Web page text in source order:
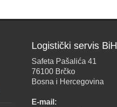
Logistički servis BiH
Safeta Pašalića 41
76100 Brčko
Bosna i Hercegovina
E-mail: